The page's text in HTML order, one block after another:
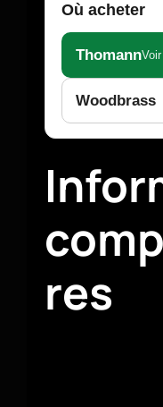
Où acheter
Thomann
Woodbrass
res